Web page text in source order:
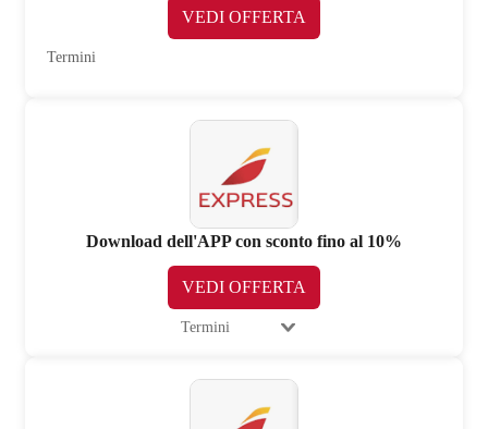
VEDI OFFERTA
Termini
Download dell'APP con sconto fino al 10%
VEDI OFFERTA
Termini